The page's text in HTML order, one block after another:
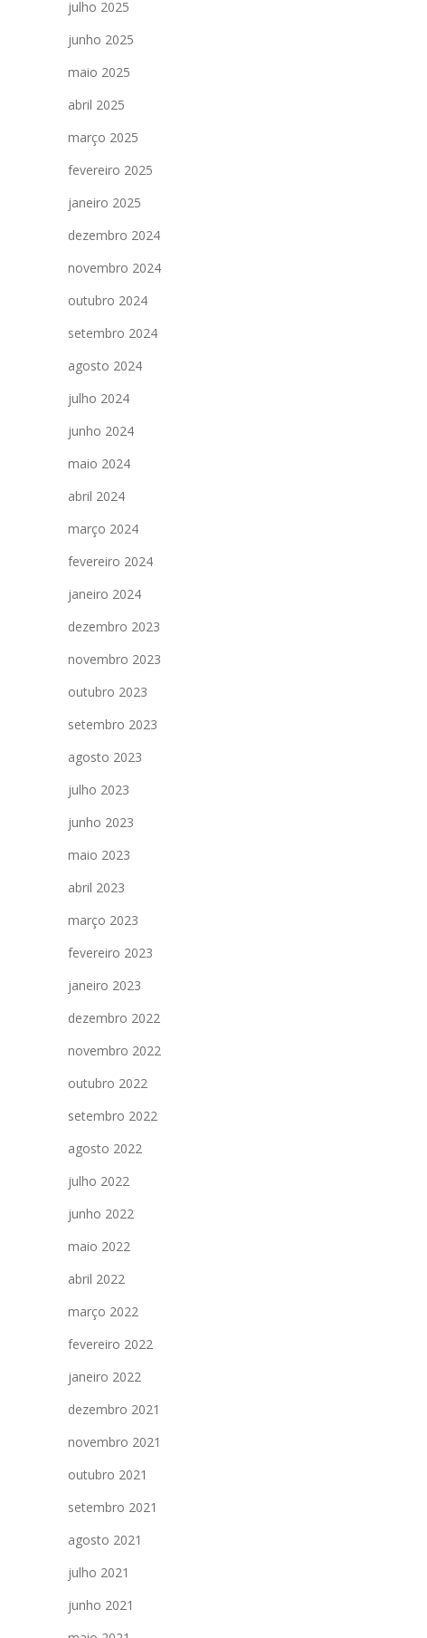
julho 2025
junho 2025
maio 2025
abril 2025
março 2025
fevereiro 2025
janeiro 2025
dezembro 2024
novembro 2024
outubro 2024
setembro 2024
agosto 2024
julho 2024
junho 2024
maio 2024
abril 2024
março 2024
fevereiro 2024
janeiro 2024
dezembro 2023
novembro 2023
outubro 2023
setembro 2023
agosto 2023
julho 2023
junho 2023
maio 2023
abril 2023
março 2023
fevereiro 2023
janeiro 2023
dezembro 2022
novembro 2022
outubro 2022
setembro 2022
agosto 2022
julho 2022
junho 2022
maio 2022
abril 2022
março 2022
fevereiro 2022
janeiro 2022
dezembro 2021
novembro 2021
outubro 2021
setembro 2021
agosto 2021
julho 2021
junho 2021